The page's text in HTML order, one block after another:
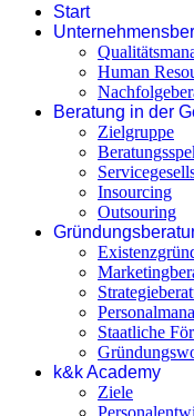
Start
Human
Beratung in der
Zielgruppe
Insourcing
Outsouring
Staatliche
k&k Academy
Ziele